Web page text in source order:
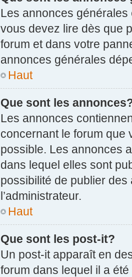
Les annonces
vous devez lire dès que
forum et dans votre
annonces générales
Haut
Que sont les
Les annonces
concernant le forum que
possible. Les annonces
dans lequel elles sont
possibilité de publier
l’administrateur.
Haut
Que sont les post-it?
Un post-it apparaît en
forum dans lequel il a